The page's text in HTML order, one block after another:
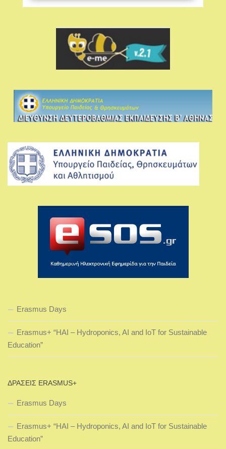
Erasmus Days
Erasmus+ “HAI – Hydroponics, AI and IoT for Sustainable
Education”
ΔΡΆΣΕΙΣ ERASMUS+
Erasmus Days
Erasmus+ “HAI – Hydroponics, AI and IoT for Sustainable
Education”